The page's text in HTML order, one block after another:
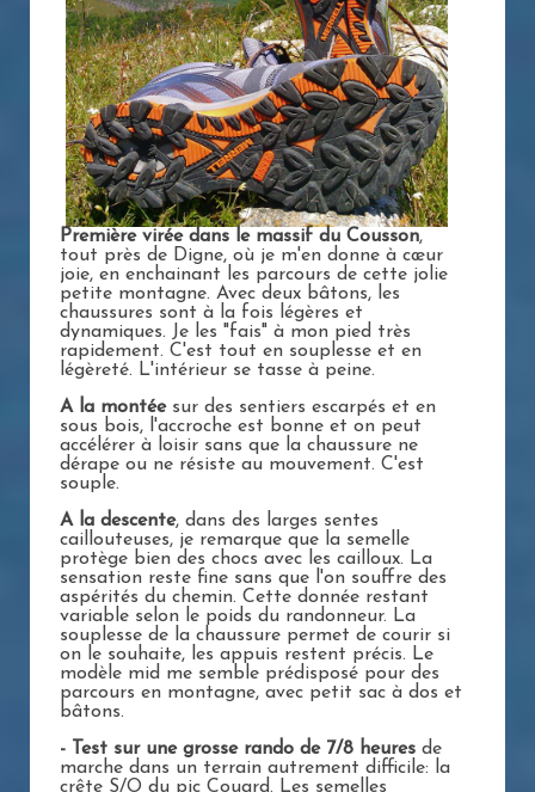
Première virée dans le massif du Cousson,
tout près de Digne, où je m'en donne à cœur
joie, en enchainant les parcours de cette jolie
petite montagne. Avec deux bâtons, les
chaussures sont à la fois légères et
dynamiques. Je les "fais" à mon pied très
rapidement. C'est tout en souplesse et en
légèreté. L'intérieur se tasse à peine.
A la montéesur des sentiers escarpés et en
sous bois, l'accroche est bonne et on peut
accélérer à loisir sans que la chaussure ne
dérape ou ne résiste au mouvement. C'est
souple.
A la descente, dans des larges sentes
caillouteuses, je remarque que la semelle
protège bien des chocs avec les cailloux. La
sensation reste fine sans que l'on souffre des
aspérités du chemin. Cette donnée restant
variable selon le poids du randonneur. La
souplesse de la chaussure permet de courir si
on le souhaite, les appuis restent précis. Le
modèle mid me semble prédisposé pour des
parcours en montagne, avec petit sac à dos et
bâtons.
- Test sur une grosse rando de 7/8 heures de
marche dans un terrain autrement difficile: la
crête S/O du pic Couard. Les semelles